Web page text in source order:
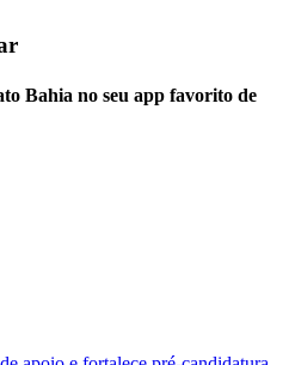
Bahia no seu app favorito de